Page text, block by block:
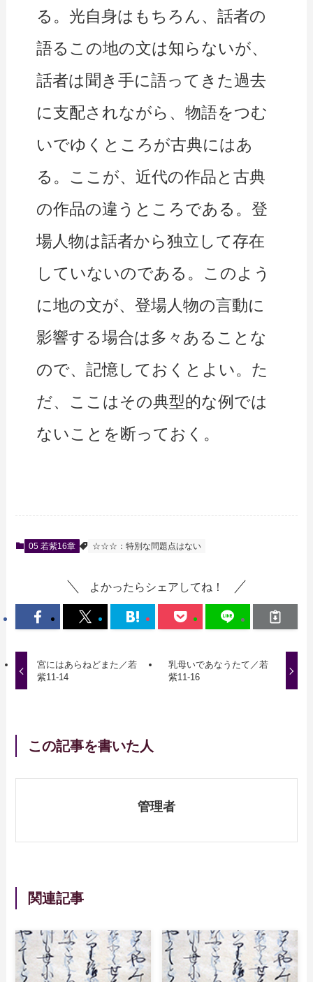
る。光自身はもちろん、話者の
語るこの地の文は知らないが、
話者は聞き手に語ってきた過去
に支配されながら、物語をつむ
いでゆくところが古典にはあ
る。ここが、近代の作品と古典
の作品の違うところである。登
場人物は話者から独立して存在
していないのである。このよう
に地の文が、登場人物の言動に
影響する場合は多々あることな
ので、記憶しておくとよい。た
だ、ここはその典型的な例では
ないことを断っておく。
05 若紫16章 ☆☆☆：特別な問題点はない
よかったらシェアしてね！
宮にはあらねどまた／若
紫11-14
乳母いであなうたて／若
紫11-16
この記事を書いた人
管理者
関連記事